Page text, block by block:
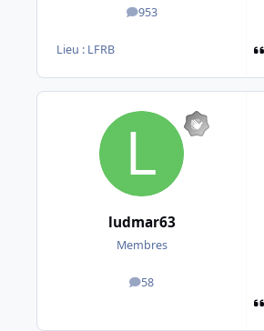
953
messages
Lieu : LFRB
ludmar63
Membres
58
messages